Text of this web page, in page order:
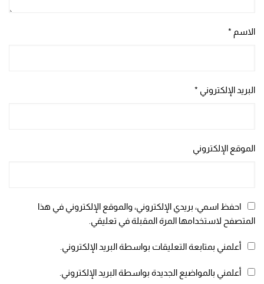
الاسم *
البريد الإلكتروني *
الموقع الإلكتروني
احفظ اسمي، بريدي الإلكتروني، والموقع الإلكتروني في هذا
المتصفح لاستخدامها المرة المقبلة في تعليقي.
أعلمني بمتابعة التعليقات بواسطة البريد الإلكتروني.
أعلمني بالمواضيع الجديدة بواسطة البريد الإلكتروني.